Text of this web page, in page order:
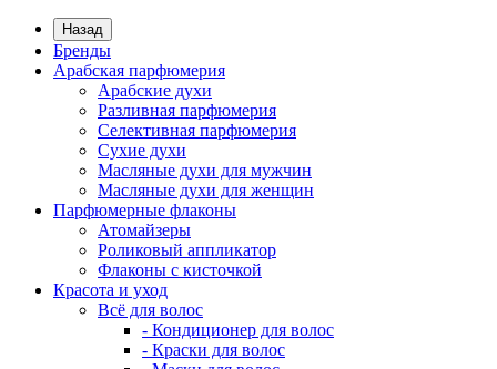
Назад
Бренды
Арабская парфюмерия
Арабские духи
Разливная парфюмерия
Селективная парфюмерия
Сухие духи
Масляные духи для мужчин
Масляные духи для женщин
Парфюмерные флаконы
Атомайзеры
Роликовый аппликатор
Флаконы с кисточкой
Красота и уход
Всё для волос
- Кондиционер для волос
- Краски для волос